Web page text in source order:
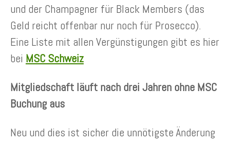
und der Champagner für Black Members (das
Geld reicht offenbar nur noch für Prosecco).
Eine Liste mit allen Vergünstigungen gibt es hier
bei MSC Schweiz
Mitgliedschaft läuft nach drei Jahren ohne MSC
Buchung aus
Neu und dies ist sicher die unnötigste Änderung